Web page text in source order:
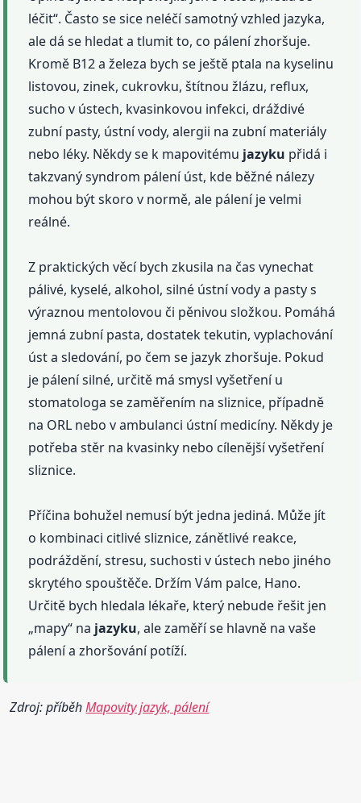
léčit“. Často se sice neléčí samotný vzhled jazyka,
ale dá se hledat a tlumit to, co pálení zhoršuje.
Kromě B12 a železa bych se ještě ptala na kyselinu
listovou, zinek, cukrovku, štítnou žlázu, reflux,
sucho v ústech, kvasinkovou infekci, dráždivé
zubní pasty, ústní vody, alergii na zubní materiály
nebo léky. Někdy se k mapovitému jazyku přidá i
takzvaný syndrom pálení úst, kde běžné nálezy
mohou být skoro v normě, ale pálení je velmi
reálné.
Z praktických věcí bych zkusila na čas vynechat
pálivé, kyselé, alkohol, silné ústní vody a pasty s
výraznou mentolovou či pěnivou složkou. Pomáhá
jemná zubní pasta, dostatek tekutin, vyplachování
úst a sledování, po čem se jazyk zhoršuje. Pokud
je pálení silné, určitě má smysl vyšetření u
stomatologa se zaměřením na sliznice, případně
na ORL nebo v ambulanci ústní medicíny. Někdy je
potřeba stěr na kvasinky nebo cílenější vyšetření
sliznice.
Příčina bohužel nemusí být jedna jediná. Může jít
o kombinaci citlivé sliznice, zánětlivé reakce,
podráždění, stresu, suchosti v ústech nebo jiného
skrytého spouštěče. Držím Vám palce, Hano.
Určitě bych hledala lékaře, který nebude řešit jen
„mapy“ na jazyku, ale zaměří se hlavně na vaše
pálení a zhoršování potíží.
Zdroj: příběhMapovity jazyk, pálení